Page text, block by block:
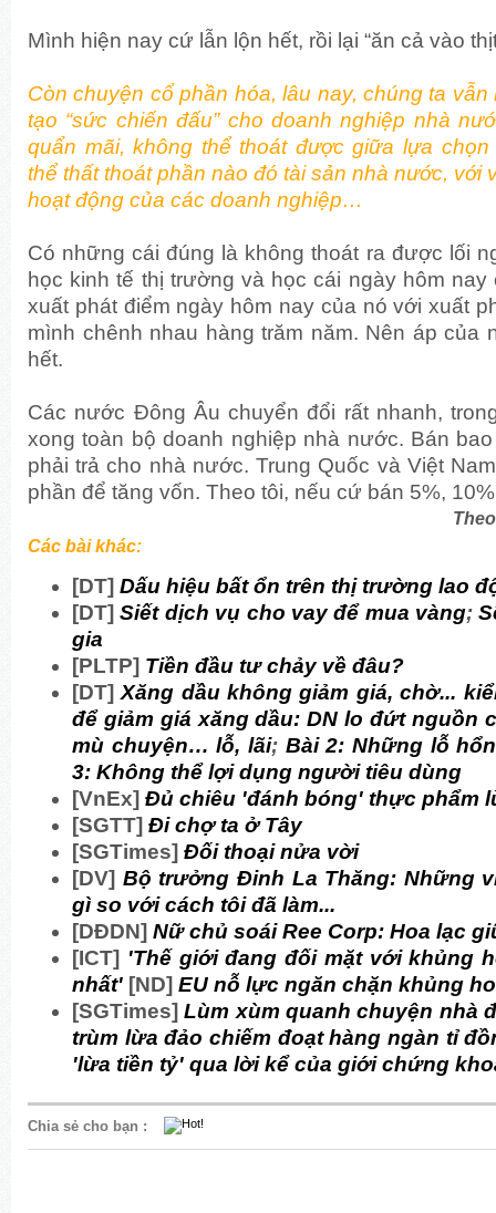
Mình hiện nay cứ lẫn lộn hết, rồi lại “ăn cả vào
Còn chuyện cổ phần hóa, lâu nay, chúng ta
tạo “sức chiến đấu” cho doanh nghiệp nhà
quẩn mãi, không thể thoát được giữa lựa
thể thất thoát phần nào đó tài sản nhà nước, với
hoạt động của các doanh nghiệp…
Có những cái đúng là không thoát ra được lối
học kinh tế thị trường và học cái ngày hôm nay
xuất phát điểm ngày hôm nay của nó với xuất
mình chênh nhau hàng trăm năm. Nên áp của
hết.
Các nước Đông Âu chuyển đổi rất nhanh,
xong toàn bộ doanh nghiệp nhà nước. Bán
phải trả cho nhà nước. Trung Quốc và Việt
phần để tăng vốn. Theo tôi, nếu cứ bán 5%,
Các bài khác:
[DT] Dấu hiệu bất ổn trên thị trường lao
[DT]Siết dịch vụ cho vay để mua vàng;
gia
[PLTP] Tiền đầu tư chảy về đâu?
[DT]Xăng dầu không giảm giá, chờ...
để giảm giá xăng dầu: DN lo đứt nguồn
mù chuyện… lỗ, lãi; Bài 2: Những lỗ
3: Không thể lợi dụng người tiêu dùng
[VnEx] Đủ chiêu 'đánh bóng' thực phẩm
[SGTT] Đi chợ ta ở Tây
[SGTimes] Đối thoại nửa vời
[DV] Bộ trưởng Đinh La Thăng: Những
gì so với cách tôi đã làm...
[DĐDN] Nữ chủ soái Ree Corp: Hoa lạc
[ICT] 'Thế giới đang đối mặt với khủng
nhất' [ND] EU nỗ lực ngăn chặn khủng
[SGTimes]Lùm xùm quanh chuyện nhà
trùm lừa đảo chiếm đoạt hàng ngàn tỉ
'lừa tiền tỷ' qua lời kể của giới chứng
Chia sẻ cho bạn :